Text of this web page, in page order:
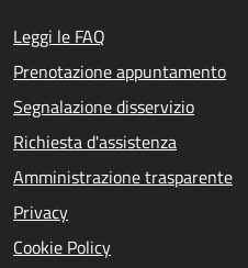
Leggi le FAQ
Prenotazione appuntamento
Segnalazione disservizio
Richiesta d'assistenza
Amministrazione trasparente
Privacy
Cookie Policy